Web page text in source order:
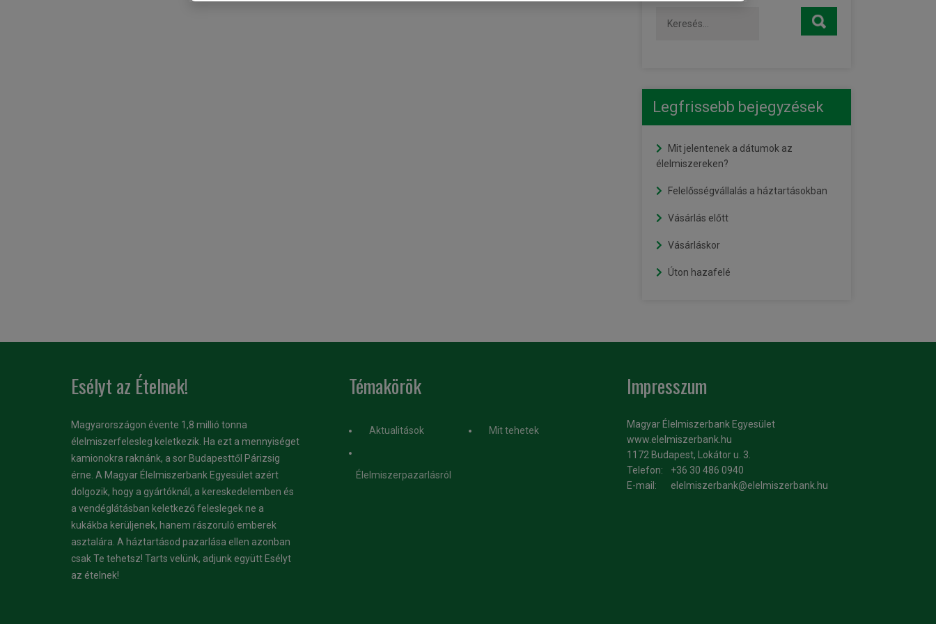
Legfrissebb bejegyzések
Mit jelentenek a dátumok az
élelmiszereken?
Felelősségvállalás a háztartásokban
Vásárlás előtt
Vásárláskor
Úton hazafelé
Esélyt az Ételnek!
Magyarországon évente 1,8 millió tonna
élelmiszerfelesleg keletkezik. Ha ezt a mennyiséget
kamionokra raknánk, a sor Budapesttől Párizsig
érne. A Magyar Élelmiszerbank Egyesület azért
dolgozik, hogy a gyártóknál, a kereskedelemben és
a vendéglátásban keletkező feleslegek ne a
kukákba kerüljenek, hanem rászoruló emberek
asztalára. A háztartásod pazarlása ellen azonban
csak Te tehetsz! Tarts velünk, adjunk együtt Esélyt
az ételnek!
Témakörök
Aktualitások
Élelmiszerpazarlásról
Mit tehetek
Impresszum
Magyar Élelmiszerbank Egyesület
www.elelmiszerbank.hu
1172 Budapest, Lokátor u. 3.
Telefon:
+36 30 486 0940
E-mail:
elelmiszerbank@elelmiszerbank.hu